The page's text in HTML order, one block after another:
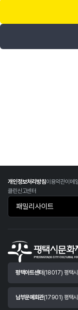
개인정보처리방침이용약관이메
클린신고센터
패밀리사이트 바로가기
평택아트센터 (18017) 평택
남부문예회관(17901) 평택